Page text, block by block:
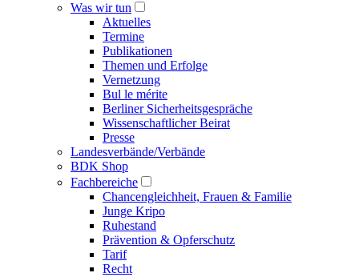
Was wir tun
Aktuelles
Termine
Publikationen
Themen und Erfolge
Vernetzung
Bul le mérite
Berliner Sicherheitsgespräche
Wissenschaftlicher Beirat
Presse
Landesverbände/Verbände
BDK Shop
Fachbereiche
Chancengleichheit, Frauen & Familie
Junge Kripo
Ruhestand
Prävention & Opferschutz
Tarif
Recht